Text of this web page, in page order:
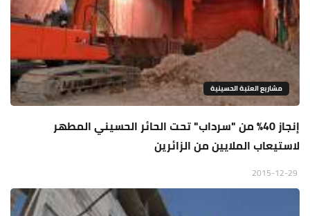
مشاريع العتبة الحسينية
إنجاز 40% من "سرداب" تحت الحائر الحسيني المطهر
لاستيعاب الملايين من الزائرين